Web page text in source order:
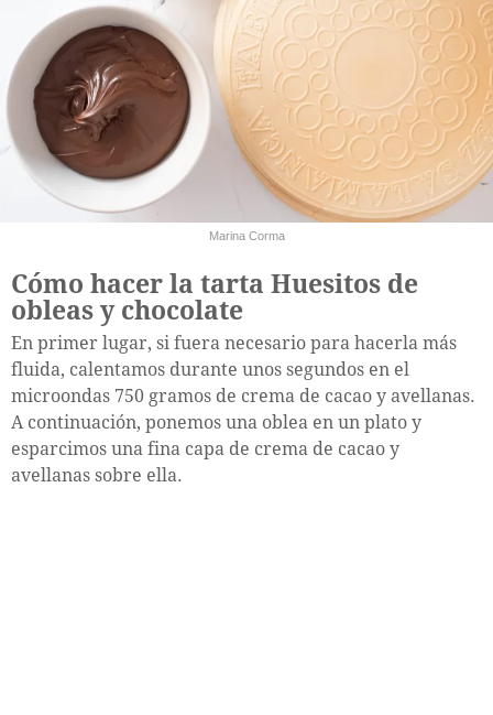
Marina Corma
Cómo hacer la tarta Huesitos de
obleas y chocolate
En primer lugar, si fuera necesario para hacerla más
fluida, calentamos durante unos segundos en el
microondas 750 gramos de crema de cacao y avellanas.
A continuación, ponemos una oblea en un plato y
esparcimos una fina capa de crema de cacao y
avellanas sobre ella.